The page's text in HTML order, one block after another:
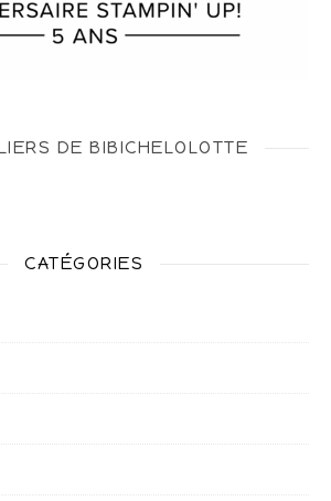
DE BIBICHELOLOTTE
CATÉGORIES